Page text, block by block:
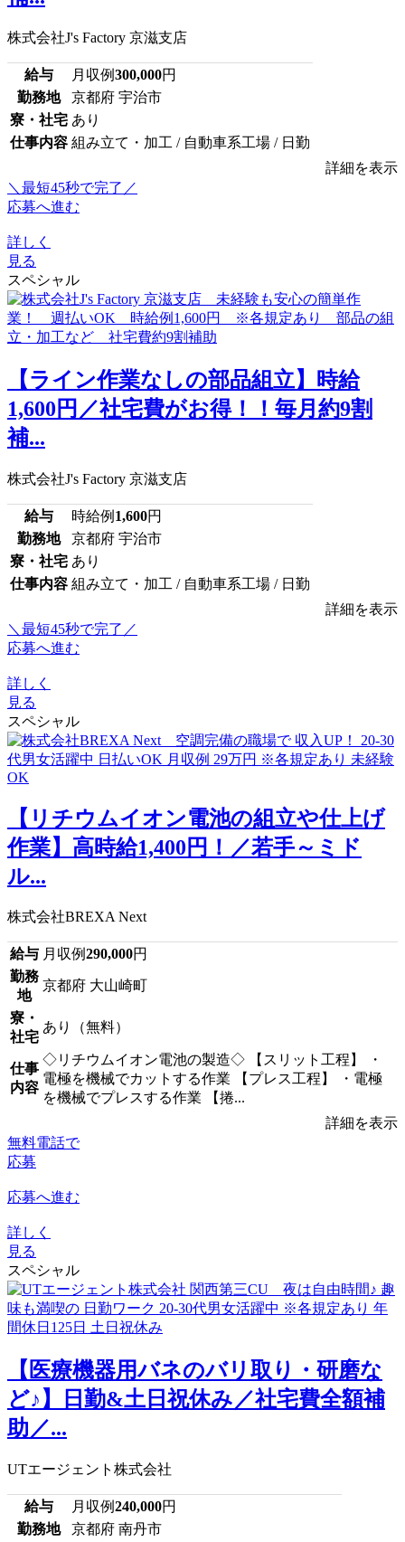
株式会社J's Factory 京滋支店
給与 月収例300,000円
勤務地
京都府 宇治市
寮・社宅 あり
仕事内容 組み立て・加工 / 自動車系工場 / 日勤
詳細を表示
＼最短45秒で完了／
応募へ進む
詳しく
見る
スペシャル
【ライン作業なしの部品組立】時給
1,600円／社宅費がお得！！毎月約9割
補...
株式会社J's Factory 京滋支店
給与 時給例 1,600円
勤務地
京都府 宇治市
寮・社宅 あり
仕事内容 組み立て・加工 / 自動車系工場 / 日勤
詳細を表示
＼最短45秒で完了／
応募へ進む
詳しく
見る
スペシャル
【リチウムイオン電池の組立や仕上げ
作業】高時給1,400円！／若手～ミド
ル...
株式会社BREXA Next
給与 月収例290,000円
勤務
地
京都府 大山崎町
寮・
社宅
あり（無料）
仕事
内容
◇リチウムイオン電池の製造◇ 【スリット工程】 ・
電極を機械でカットする作業 【プレス工程】 ・電極
を機械でプレスする作業 【捲...
詳細を表示
無料電話で
応募
応募へ進む
詳しく
見る
スペシャル
【医療機器用バネのバリ取り・研磨な
ど♪】日勤&土日祝休み／社宅費全額補
助／...
UTエージェント株式会社
給与 月収例240,000円
勤務地
京都府 南丹市